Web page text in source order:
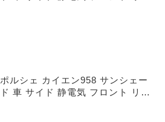
ポルシェ カイエン958 サンシェー
ド 車 サイド 静電気 フロント リア